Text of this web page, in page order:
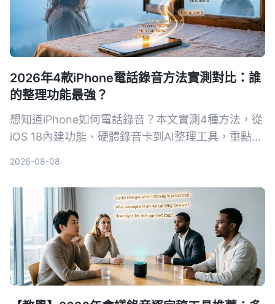
2026年4款iPhone電話錄音方法實測對比：誰
的整理功能最強？
想知道iPhone如何電話錄音？本文實測4種方法，從
iOS 18內建功能、硬體錄音卡到AI整理工具，重點比
2026-08-08